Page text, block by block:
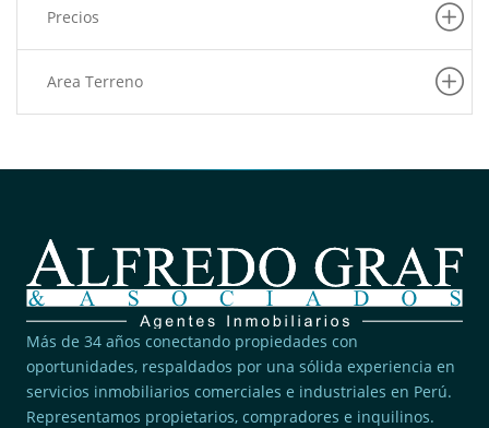
Precios
Area Terreno
Más de 34 años conectando propiedades con
oportunidades, respaldados por una sólida experiencia en
servicios inmobiliarios comerciales e industriales en Perú.
Representamos propietarios, compradores e inquilinos.